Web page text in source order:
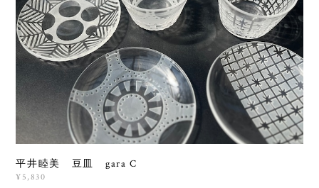
平井睦美 豆皿 gara C
¥5,830